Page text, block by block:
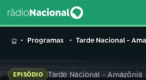
MENUProgramas Tarde Nacional -
EPISÓDIO Tarde Nacional - Amazônia